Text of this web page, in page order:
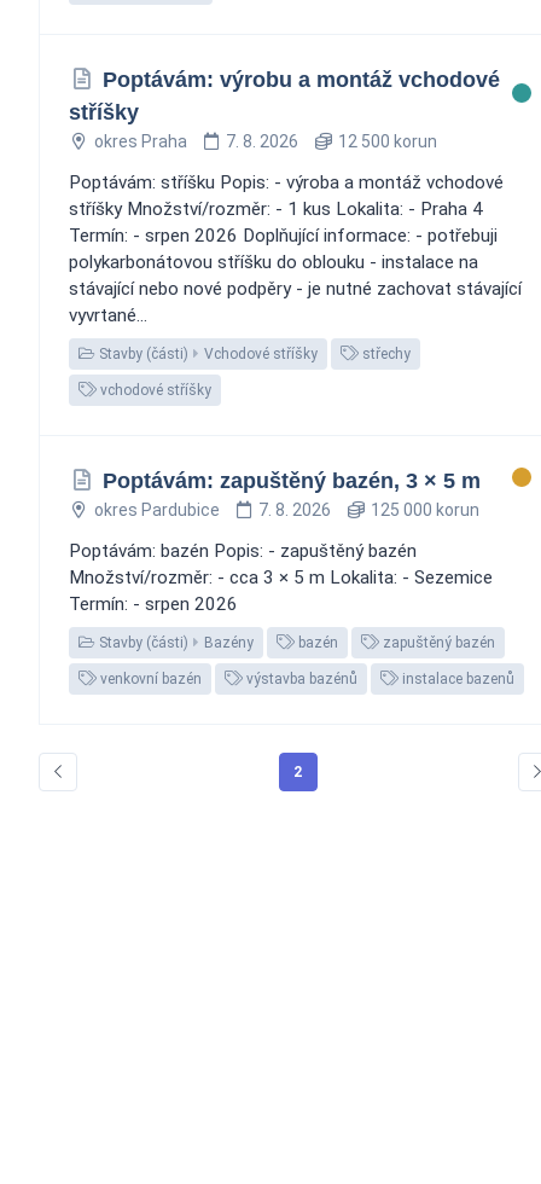
Poptávám: výrobu a montáž vchodové
stříšky
okres Praha 7. 8. 2026 12 500 korun
Poptávám: stříšku Popis: - výroba a montáž vchodové
stříšky Množství/rozměr: - 1 kus Lokalita: - Praha 4
Termín: - srpen 2026 Doplňující informace: - potřebuji
polykarbonátovou stříšku do oblouku - instalace na
stávající nebo nové podpěry - je nutné zachovat stávající
vyvrtané...
Stavby (části) Vchodové stříšky střechy
vchodové stříšky
Poptávám: zapuštěný bazén, 3 × 5 m
okres Pardubice 7. 8. 2026 125 000 korun
Poptávám: bazén Popis: - zapuštěný bazén
Množství/rozměr: - cca 3 × 5 m Lokalita: - Sezemice
Termín: - srpen 2026
Stavby (části) Bazény bazén zapuštěný bazén
venkovní bazén výstavba bazénů instalace bazenů
2